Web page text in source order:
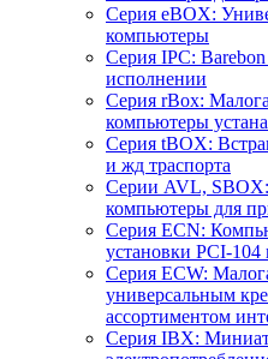
Серия eBOX:
компьютеры
Серия IPC:
исполнении
Серия rBox:
компьютеры
Серия tBOX:
и жд траспорта
Серии AVL,
компьютеры для
Серия ECN:
установки PCI-
Серия ECW:
универсальным
ассортиментом
Серия IBX: